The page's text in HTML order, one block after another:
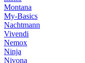
Montana
My-Basics
Nachtmann
Vivendi
Nemox
Ninja
Nivona